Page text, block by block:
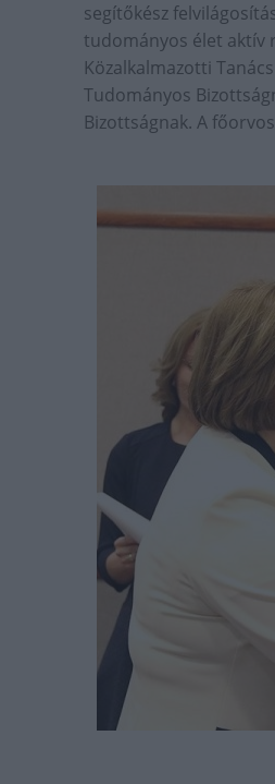
segítőkész
tudományos élet aktív
Közalkalmazotti
Tudományos
Bizottságnak. A